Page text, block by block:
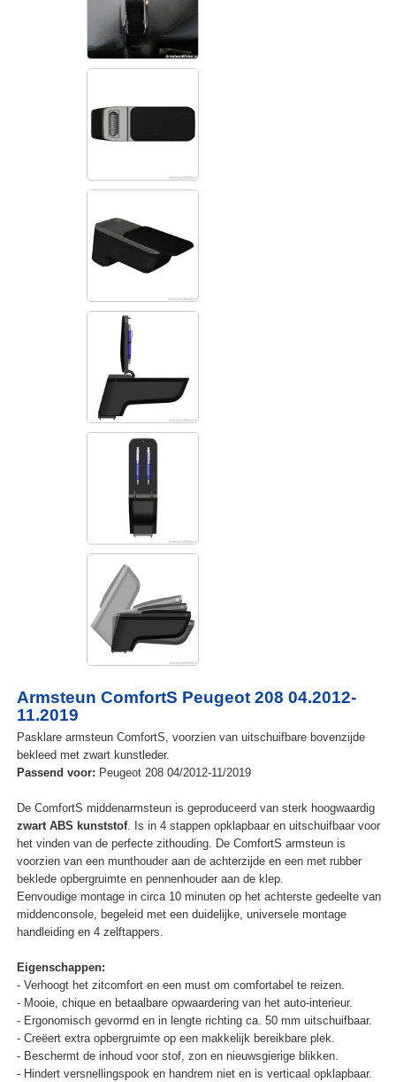
Armsteun ComfortS Peugeot 208 04.2012-
11.2019
Pasklare armsteun ComfortS, voorzien van uitschuifbare bovenzijde
bekleed met zwart kunstleder.
Passend voor: Peugeot 208 04/2012-11/2019
De ComfortS middenarmsteun is geproduceerd van sterk hoogwaardig
zwart ABS kunststof. Is in 4 stappen opklapbaar en uitschuifbaar voor
het vinden van de perfecte zithouding. De ComfortS armsteun is
voorzien van een munthouder aan de achterzijde en een met rubber
beklede opbergruimte en pennenhouder aan de klep.
Eenvoudige montage in circa 10 minuten op het achterste gedeelte van
middenconsole, begeleid met een duidelijke, universele montage
handleiding en 4 zelftappers.
Eigenschappen:
- Verhoogt het zitcomfort en een must om comfortabel te reizen.
- Mooie, chique en betaalbare opwaardering van het auto-interieur.
- Ergonomisch gevormd en in lengte richting ca. 50 mm uitschuifbaar.
- Creëert extra opbergruimte op een makkelijk bereikbare plek.
- Beschermt de inhoud voor stof, zon en nieuwsgierige blikken.
- Hindert versnellingspook en handrem niet en is verticaal opklapbaar.